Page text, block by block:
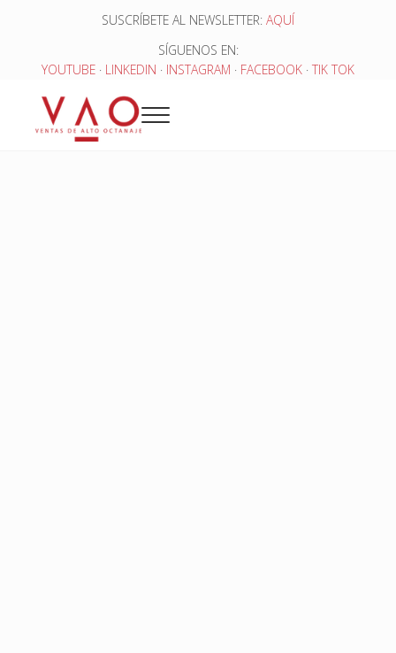
Saltar al contenido principal
Skip to header right navigation
SUSCRÍBETE AL NEWSLETTER: AQUÍ
SÍGUENOS EN:
YOUTUBE · LINKEDIN · INSTAGRAM · FACEBOOK · TIK TOK
Menu